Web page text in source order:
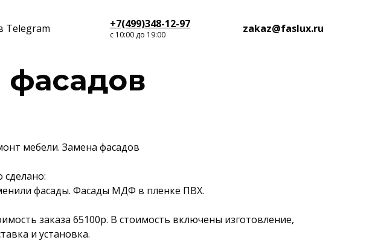
Telegram +7(499)348-12-97
с 10:00 до 19:00 zakaz@faslux.ru
фасадов
мебели. Замена фасадов
сделано:
фасады. Фасады МДФ в пленке ПВХ.
заказа 65100р. В стоимость включены изготовление,
и установка.